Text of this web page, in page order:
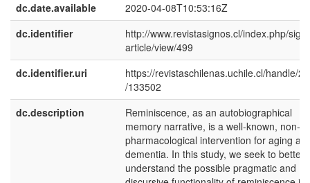
dc.date.available
2020-04-08T10:53:16Z
dc.identifier
http://www.revistasignos.cl/index.php/
article/view/499
dc.identifier.uri
https://revistaschilenas.uchile.cl/handle/
/133502
dc.description
Reminiscence, as an autobiographical
memory narrative, is a well-known, non-
pharmacological intervention for aging
dementia. In this study, we seek to better
understand the possible pragmatic and